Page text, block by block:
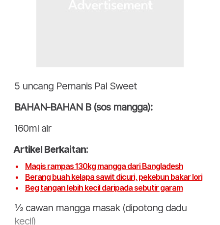
5 uncang Pemanis Pal Sweet
BAHAN-BAHAN B (sos mangga):
160ml air
Artikel Berkaitan:
Maqis rampas 130kg mangga dari Bangladesh
Berang buah kelapa sawit dicuri, pekebun bakar lori
Beg tangan lebih kecil daripada sebutir garam
½ cawan mangga masak (dipotong dadu
kecil)